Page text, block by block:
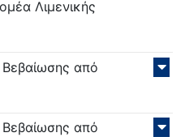
Λιμενικής
από
από